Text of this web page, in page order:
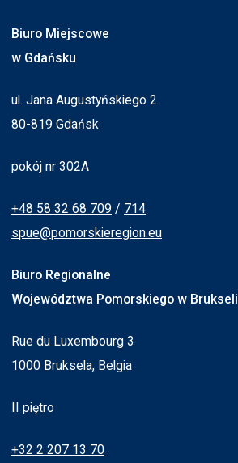
Biuro Miejscowe
w Gdańsku
ul. Jana Augustyńskiego 2
80-819 Gdańsk
pokój nr 302A
+48 58 32 68 709 / 714
spue@pomorskieregion.eu
Biuro Regionalne
Województwa Pomorskiego w Brukseli
Rue du Luxembourg 3
1000 Bruksela, Belgia
II piętro
+32 2 207 13 70